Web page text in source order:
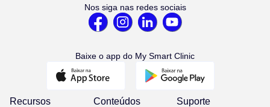
Nos siga nas redes sociais
Baixe o app do My Smart Clinic
Recursos Conteúdos Suporte